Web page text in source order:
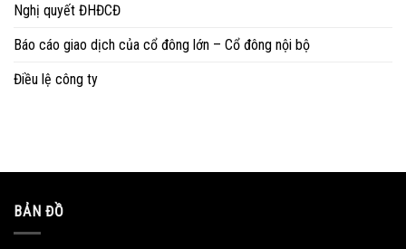
Nghị quyết ĐHĐCĐ
Báo cáo giao dịch của cổ đông lớn – Cổ đông nội bộ
Điều lệ công ty
BẢN ĐỒ